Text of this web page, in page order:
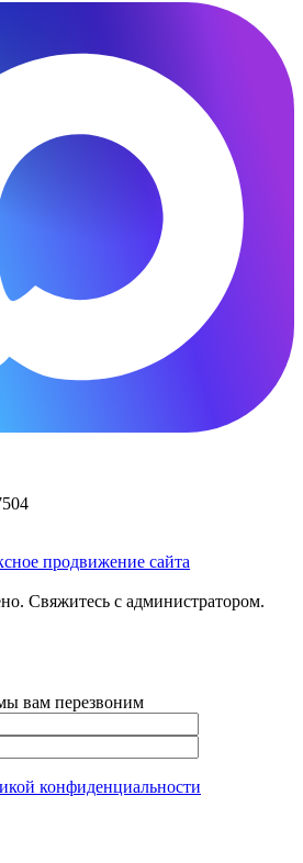
продвижение сайта
Свяжитесь с администратором.
вам перезвоним
конфиденциальности